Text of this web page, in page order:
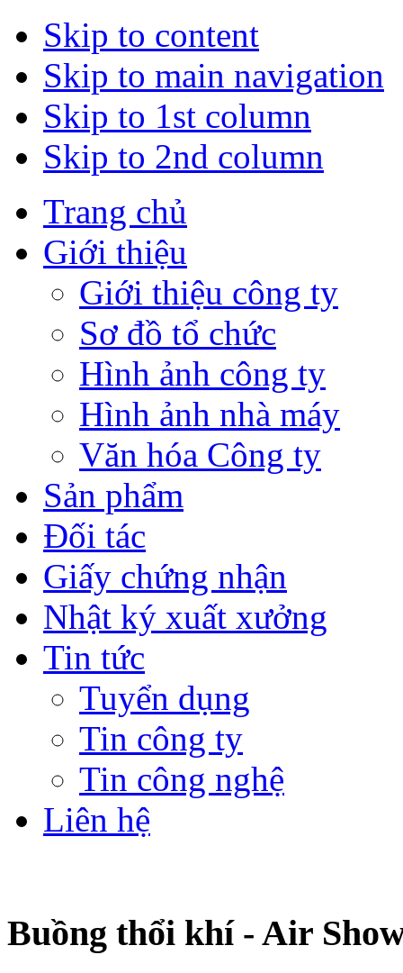
Skip to content
Skip to main navigation
Skip to 1st column
Skip to 2nd column
Trang chủ
Giới thiệu
Giới thiệu công ty
Sơ đồ tổ chức
Hình ảnh công ty
Hình ảnh nhà máy
Văn hóa Công ty
Sản phẩm
Đối tác
Giấy chứng nhận
Nhật ký xuất xưởng
Tin tức
Tuyển dụng
Tin công ty
Tin công nghệ
Liên hệ
Buồng thổi khí - Air